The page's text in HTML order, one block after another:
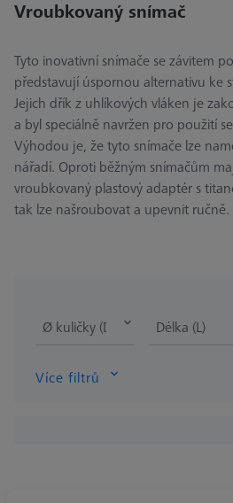
Vroubkovaný snímač
Tyto inovativní snímače se závitem
představují úspornou alternativu ke
Jejich dřík z uhlíkových vláken je
a byl speciálně navržen pro použití
Výhodou je, že tyto snímače lze
nářadí. Oproti běžným snímačům
vroubkovaný plastový adaptér s
tak lze našroubovat a upevnit ručně.
Ø kuličky (DK) Délka (L)
Více filtrů